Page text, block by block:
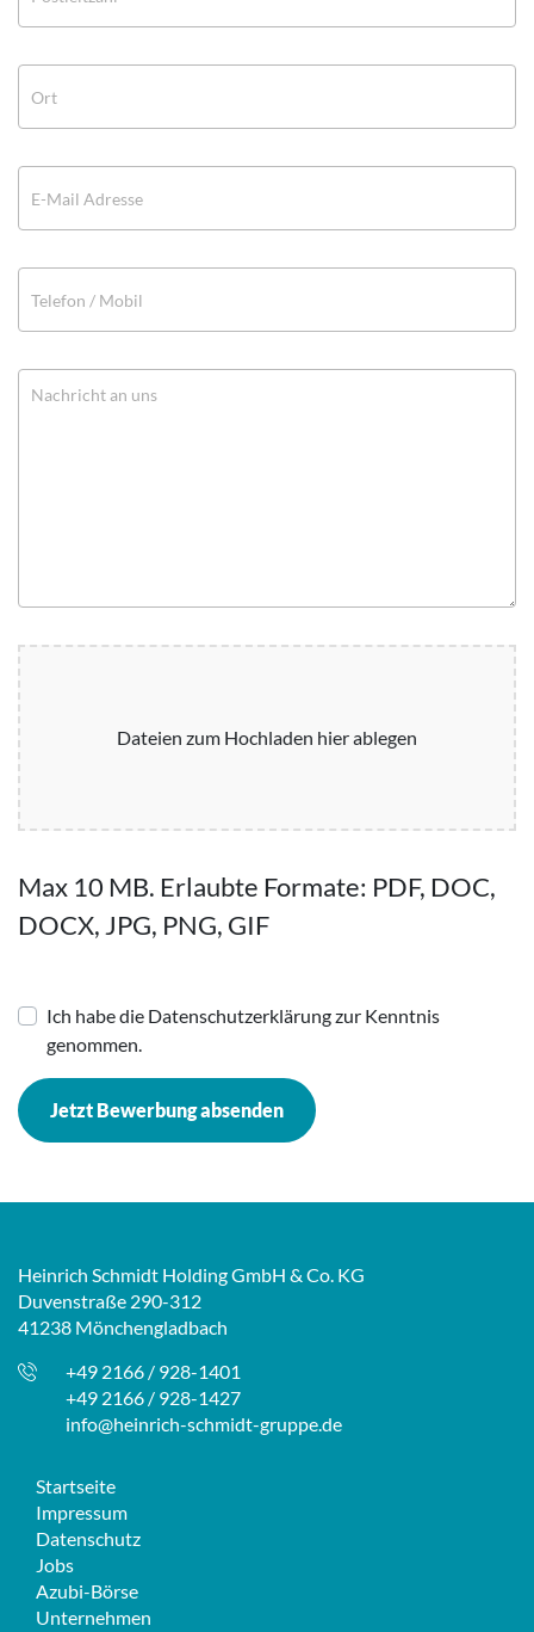
Dateien zum Hochladen hier ablegen
Max 10 MB. Erlaubte Formate: PDF, DOC,
DOCX, JPG, PNG, GIF
Ich habe die Datenschutzerklärung zur Kenntnis
genommen.
Jetzt Bewerbung absenden
Heinrich Schmidt Holding GmbH & Co. KG
Duvenstraße 290-312
41238 Mönchengladbach
+49 2166 / 928-1401
+49 2166 / 928-1427
info@heinrich-schmidt-gruppe.de
Startseite
Impressum
Datenschutz
Jobs
Azubi-Börse
Unternehmen